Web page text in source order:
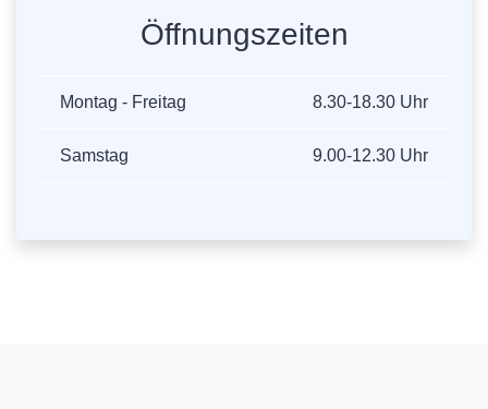
Öffnungszeiten
Montag - Freitag 8.30-18.30 Uhr
Samstag 9.00-12.30 Uhr